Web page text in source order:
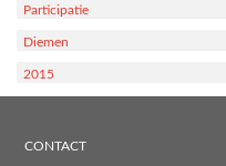
Participatie
Diemen
2015
CONTACT